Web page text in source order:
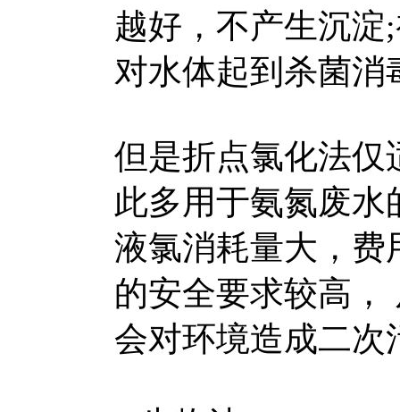
越好，不产生沉
对水体起到杀菌消
但是折点氯化法仅
此多用于氨氮废
液氯消耗量大，费
的安全要求较高
会对环境造成二次